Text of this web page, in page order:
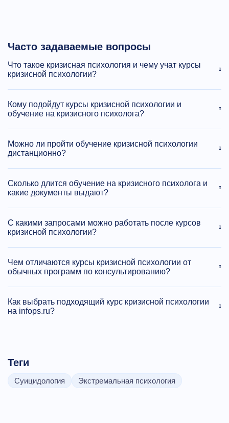
Часто задаваемые вопросы
Что такое кризисная психология и чему учат курсы
кризисной психологии?
Кому подойдут курсы кризисной психологии и
обучение на кризисного психолога?
Можно ли пройти обучение кризисной психологии
дистанционно?
Сколько длится обучение на кризисного психолога и
какие документы выдают?
С какими запросами можно работать после курсов
кризисной психологии?
Чем отличаются курсы кризисной психологии от
обычных программ по консультированию?
Как выбрать подходящий курс кризисной психологии
на infops.ru?
Теги
Суицидология Экстремальная психология